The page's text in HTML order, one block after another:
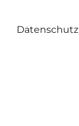
Datenschutz